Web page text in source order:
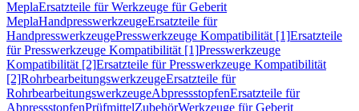
MeplaErsatzteile für Werkzeuge für Geberit
MeplaHandpresswerkzeugeErsatzteile für
HandpresswerkzeugePresswerkzeuge Kompatibilität [1]Ersatzteile
für Presswerkzeuge Kompatibilität [1]Presswerkzeuge
Kompatibilität [2]Ersatzteile für Presswerkzeuge Kompatibilität
[2]RohrbearbeitungswerkzeugeErsatzteile für
RohrbearbeitungswerkzeugeAbpressstopfenErsatzteile für
AbpressstopfenPrüfmittelZubehörWerkzeuge für Geberit